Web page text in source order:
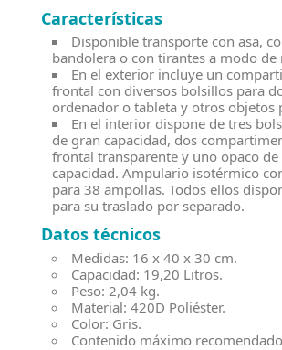
Características
Disponible transporte con asa,
bandolera o con tirantes a modo de
En el exterior incluye un
frontal con diversos bolsillos para
ordenador o tableta y otros objetos
En el interior dispone de tres
de gran capacidad, dos
frontal transparente y uno opaco de
capacidad. Ampulario isotérmico
para 38 ampollas. Todos ellos
para su traslado por separado.
Datos técnicos
Medidas: 16 x 40 x 30 cm.
Capacidad: 19,20 Litros.
Peso: 2,04 kg.
Material: 420D Poliéster.
Color: Gris.
Contenido máximo